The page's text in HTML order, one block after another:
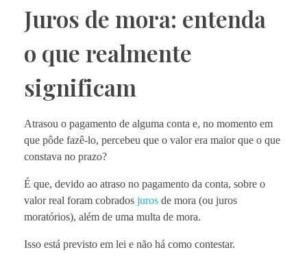
Juros de mora: entenda
o que realmente
significam
Atrasou o pagamento de alguma conta e, no momento em
que pôde fazê-lo, percebeu que o valor era maior que o que
constava no prazo?
É que, devido ao atraso no pagamento da conta, sobre o
valor real foram cobrados juros de mora (ou juros
moratórios), além de uma multa de mora.
Isso está previsto em lei e não há como contestar.